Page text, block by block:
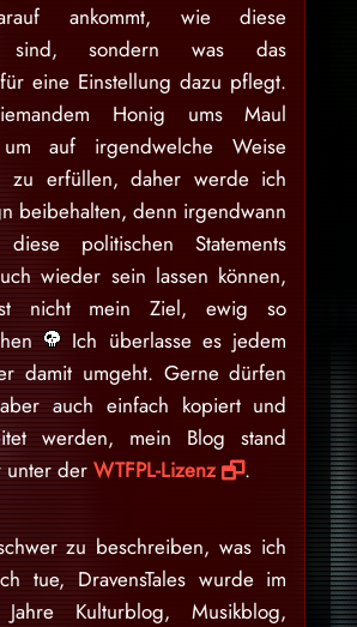
ankommt, wie diese
sind, sondern was das
eine Einstellung dazu pflegt.
Honig ums Maul
um auf irgendwelche Weise
zu erfüllen, daher werde ich
beibehalten, denn irgendwann
politischen Statements
wieder sein lassen können,
nicht mein Ziel, ewig so
Ich überlasse es jedem
damit umgeht. Gerne dürfen
auch einfach kopiert und
werden, mein Blog stand
unter der WTFPL-Lizenz .
zu beschreiben, was ich
tue, DravensTales wurde im
Kulturblog, Musikblog,